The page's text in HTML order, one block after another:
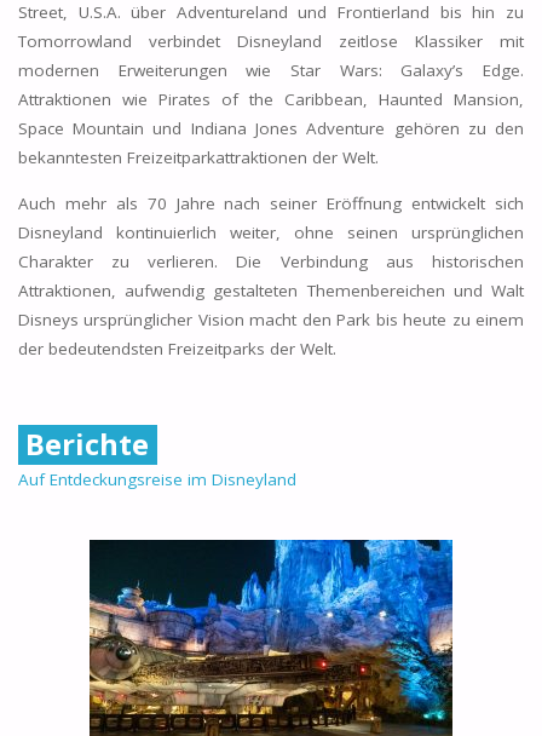
Street, U.S.A. über Adventureland und Frontierland bis hin zu
Tomorrowland verbindet Disneyland zeitlose Klassiker mit
modernen Erweiterungen wie Star Wars: Galaxy’s Edge.
Attraktionen wie Pirates of the Caribbean, Haunted Mansion,
Space Mountain und Indiana Jones Adventure gehören zu den
bekanntesten Freizeitparkattraktionen der Welt.
Auch mehr als 70 Jahre nach seiner Eröffnung entwickelt sich
Disneyland kontinuierlich weiter, ohne seinen ursprünglichen
Charakter zu verlieren. Die Verbindung aus historischen
Attraktionen, aufwendig gestalteten Themenbereichen und Walt
Disneys ursprünglicher Vision macht den Park bis heute zu einem
der bedeutendsten Freizeitparks der Welt.
Berichte
Auf Entdeckungsreise im Disneyland